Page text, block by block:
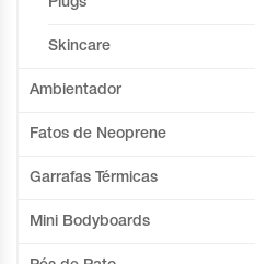
Skincare
Ambientador
Fatos de Neoprene
Garrafas Térmicas
Mini Bodyboards